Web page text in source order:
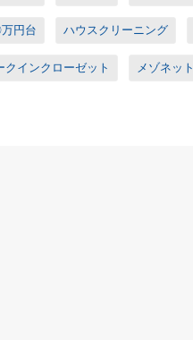
万円台 ハウスクリーニング
クインクローゼット メゾネット